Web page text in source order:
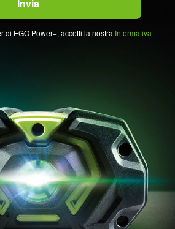
di EGO Power+, accetti la nostra Informativa